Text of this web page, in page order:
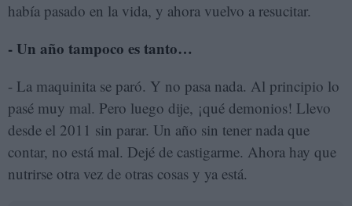
había pasado en la vida, y ahora vuelvo a resucitar.
- Un año tampoco es tanto…
- La maquinita se paró. Y no pasa nada. Al principio lo
pasé muy mal. Pero luego dije, ¡qué demonios! Llevo
desde el 2011 sin parar. Un año sin tener nada que
contar, no está mal. Dejé de castigarme. Ahora hay que
nutrirse otra vez de otras cosas y ya está.